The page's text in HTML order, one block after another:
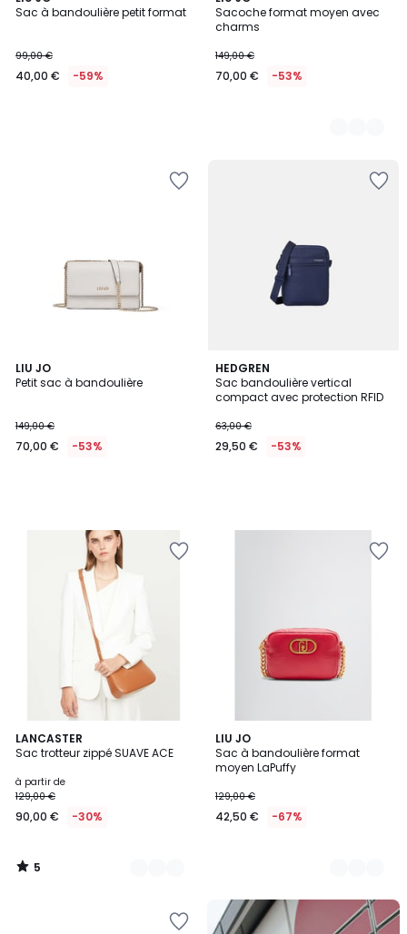
Sac à bandoulière petit format
99,00 €
40,00 € -59%
Sacoche format moyen avec
charms
149,00 €
70,00 € -53%
Couleurs
LIU JO
Petit sac à bandoulière
149,00 €
70,00 € -53%
HEDGREN
Sac bandoulière vertical
compact avec protection RFID
63,00 €
29,50 € -53%
LANCASTER
Sac trotteur zippé SUAVE ACE
à partir de
129,00 €
90,00 € -30%
5
/
15
Couleurs
5
/
LIU JO
Sac à bandoulière format
moyen LaPuffy
129,00 €
42,50 € -67%
2
Couleurs
Nouveau